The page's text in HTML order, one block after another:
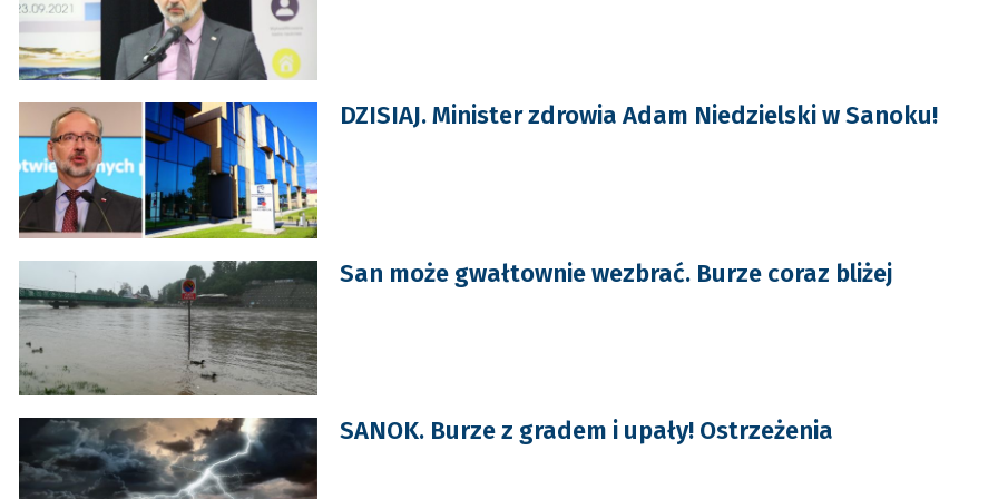
DZISIAJ. Minister zdrowia Adam Niedzielski w Sanoku!
San może gwałtownie wezbrać. Burze coraz bliżej
SANOK. Burze z gradem i upały! Ostrzeżenia